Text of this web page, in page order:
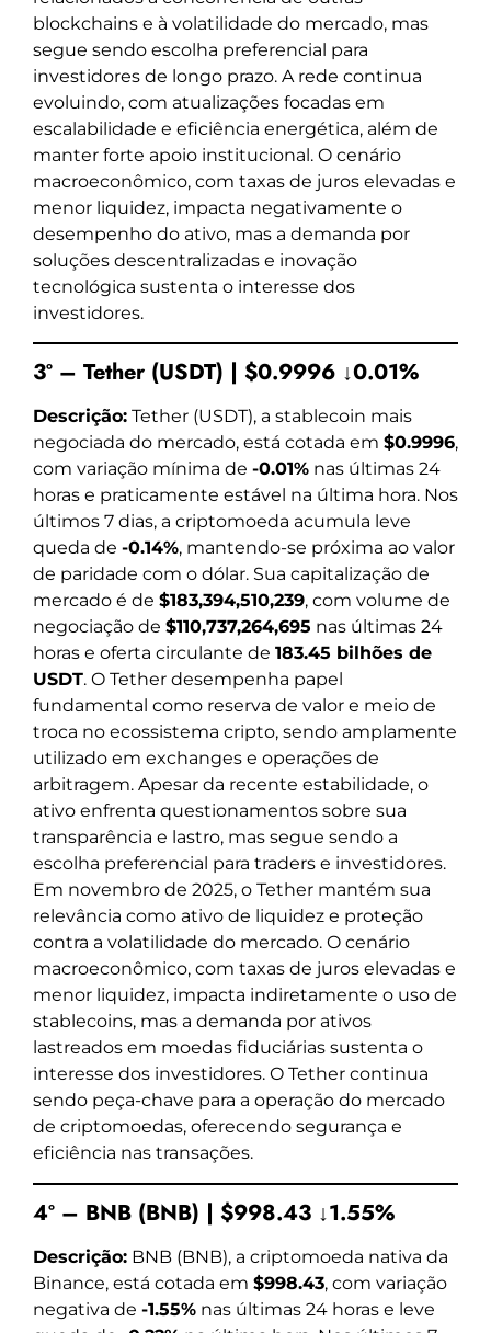
blockchains e à volatilidade do mercado, mas
segue sendo escolha preferencial para
investidores de longo prazo. A rede continua
evoluindo, com atualizações focadas em
escalabilidade e eficiência energética, além de
manter forte apoio institucional. O cenário
macroeconômico, com taxas de juros elevadas e
menor liquidez, impacta negativamente o
desempenho do ativo, mas a demanda por
soluções descentralizadas e inovação
tecnológica sustenta o interesse dos
investidores.
3º – Tether (USDT) | $0.9996 ↓0.01%
Descrição: Tether (USDT), a stablecoin mais
negociada do mercado, está cotada em $0.9996,
com variação mínima de -0.01% nas últimas 24
horas e praticamente estável na última hora. Nos
últimos 7 dias, a criptomoeda acumula leve
queda de -0.14%, mantendo-se próxima ao valor
de paridade com o dólar. Sua capitalização de
mercado é de $183,394,510,239, com volume de
negociação de $110,737,264,695 nas últimas 24
horas e oferta circulante de 183.45 bilhões de
USDT. O Tether desempenha papel
fundamental como reserva de valor e meio de
troca no ecossistema cripto, sendo amplamente
utilizado em exchanges e operações de
arbitragem. Apesar da recente estabilidade, o
ativo enfrenta questionamentos sobre sua
transparência e lastro, mas segue sendo a
escolha preferencial para traders e investidores.
Em novembro de 2025, o Tether mantém sua
relevância como ativo de liquidez e proteção
contra a volatilidade do mercado. O cenário
macroeconômico, com taxas de juros elevadas e
menor liquidez, impacta indiretamente o uso de
stablecoins, mas a demanda por ativos
lastreados em moedas fiduciárias sustenta o
interesse dos investidores. O Tether continua
sendo peça-chave para a operação do mercado
de criptomoedas, oferecendo segurança e
eficiência nas transações.
4º – BNB (BNB) | $998.43 ↓1.55%
Descrição: BNB (BNB), a criptomoeda nativa da
Binance, está cotada em $998.43, com variação
negativa de -1.55% nas últimas 24 horas e leve